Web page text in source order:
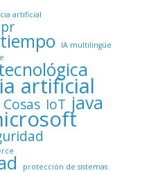
artificial
IA multilingüe
artificial
IoT java
protección de sistemas